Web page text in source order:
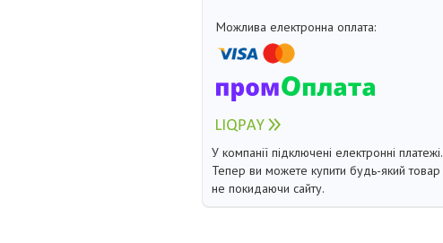
У компанії підключені електронні платежі.
Тепер ви можете купити будь-який товар
не покидаючи сайту.